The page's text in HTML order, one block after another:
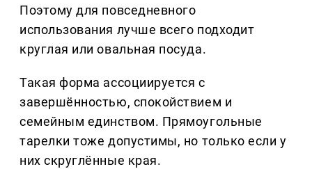
Поэтому для повседневного
использования лучше всего подходит
круглая или овальная посуда.
Такая форма ассоциируется с
завершённостью, спокойствием и
семейным единством. Прямоугольные
тарелки тоже допустимы, но только если у
них скруглённые края.